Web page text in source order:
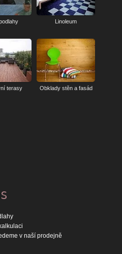
Linoleum
terasy Obklady stěn a fasád
v naší prodejně